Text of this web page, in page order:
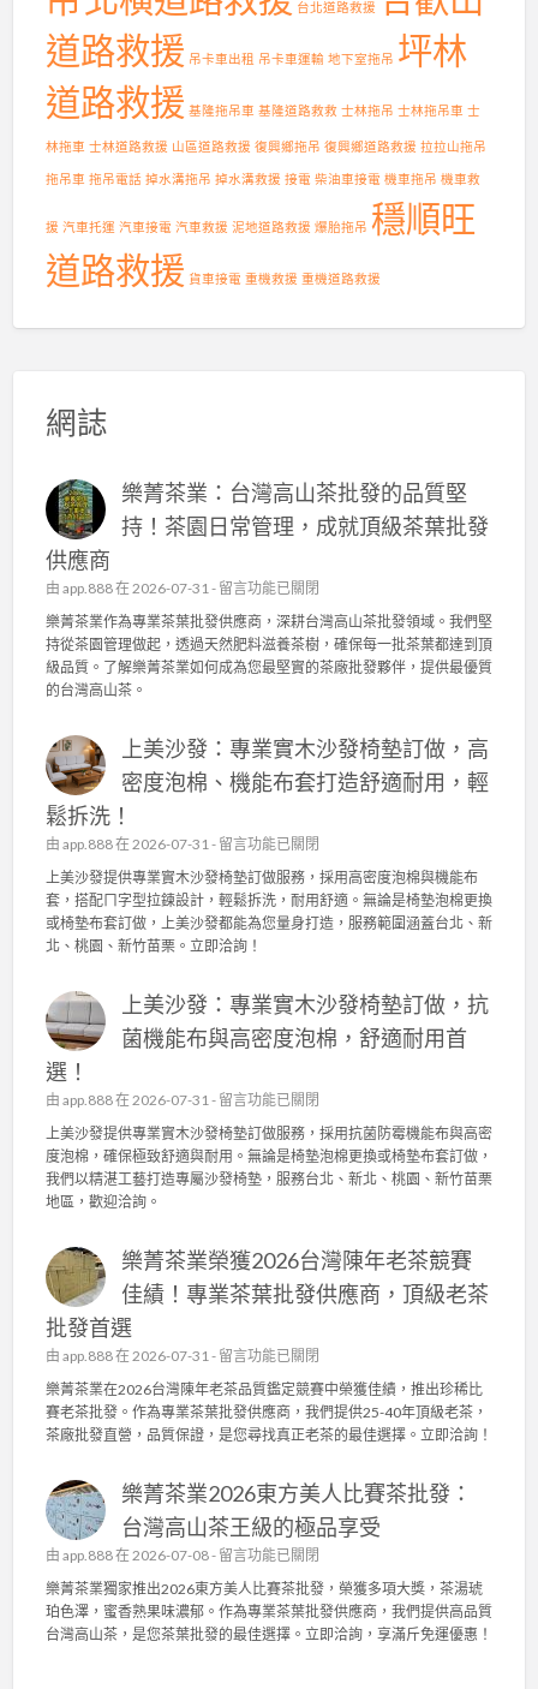
台北道路救援
道路救援 吊卡車出租 吊卡車運輸 地下室拖吊 坪林
道路救援 基隆拖吊車 基隆道路救救 士林拖吊 士林拖吊車 士
林拖車 士林道路救援 山區道路救援 復興鄉拖吊 復興鄉道路救援 拉拉山拖吊
拖吊車 拖吊電話 掉水溝拖吊 掉水溝救援 接電 柴油車接電 機車拖吊 機車救
援 汽車托運 汽車接電 汽車救援 泥地道路救援 爆胎拖吊 穩順旺
道路救援 貨車接電 重機救援 重機道路救援
網誌
樂菁茶業：台灣高山茶批發的品質堅
持！茶園日常管理，成就頂級茶葉批發
供應商
由 app.888在 2026-07-31 - 在
〈
樂
菁
茶
台
高
茶
發
的
品
質
持
茶
日
常
管
理
，
頂
級
茶
發
供
應
商
留言功能已關閉
樂菁茶業作為專業茶葉批發供應商，深耕台灣高山茶批發領域。我們堅
持從茶園管理做起，透過天然肥料滋養茶樹，確保每一批茶葉都達到頂
級品質。了解樂菁茶業如何成為您最堅實的茶廠批發夥伴，提供最優質
的台灣高山茶。
上美沙發：專業實木沙發椅墊訂做，高
密度泡棉、機能布套打造舒適耐用，輕
鬆拆洗！
由 app.888在 2026-07-31 - 在
〈
上
美
沙
發
專
業
實
沙
椅
墊
訂
高
密
度
棉
、
機
能
布
打
造
舒
適
用
，
輕
留言功能已關閉
上美沙發提供專業實木沙發椅墊訂做服務，採用高密度泡棉與機能布
套，搭配ㄇ字型拉鍊設計，輕鬆拆洗，耐用舒適。無論是椅墊泡棉更換
或椅墊布套訂做，上美沙發都能為您量身打造，服務範圍涵蓋台北、新
北、桃園、新竹苗栗。立即洽詢！
上美沙發：專業實木沙發椅墊訂做，抗
菌機能布與高密度泡棉，舒適耐用首
選！
由 app.888在 2026-07-31 - 在
〈
上
美
沙
專
業
實
沙
椅
墊
訂
，
菌
機
能
布
與
高
留言功能已關閉
上美沙發提供專業實木沙發椅墊訂做服務，採用抗菌防霉機能布與高密
度泡棉，確保極致舒適與耐用。無論是椅墊泡棉更換或椅墊布套訂做，
我們以精湛工藝打造專屬沙發椅墊，服務台北、新北、桃園、新竹苗栗
地區，歡迎洽詢。
樂菁茶業榮獲2026台灣陳年老茶競賽
佳績！專業茶葉批發供應商，頂級老茶
批發首選
由 app.888在 2026-07-31 - 在
〈
樂
菁
茶
榮
獲
2
0
2
6
台
留言功能已關閉
樂菁茶業在2026台灣陳年老茶品質鑑定競賽中榮獲佳績，推出珍稀比
賽老茶批發。作為專業茶葉批發供應商，我們提供25-40年頂級老茶，
茶廠批發直營，品質保證，是您尋找真正老茶的最佳選擇。立即洽詢！
樂菁茶業2026東方美人比賽茶批發：
台灣高山茶王級的極品享受
由 app.888在 2026-07-08 - 在
〈
樂
菁
茶
留言功能已關閉
樂菁茶業獨家推出2026東方美人比賽茶批發，榮獲多項大獎，茶湯琥
珀色澤，蜜香熟果味濃郁。作為專業茶葉批發供應商，我們提供高品質
台灣高山茶，是您茶葉批發的最佳選擇。立即洽詢，享滿斤免運優惠！